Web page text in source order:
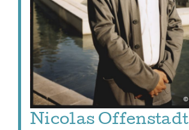
Nicolas Offenstadt